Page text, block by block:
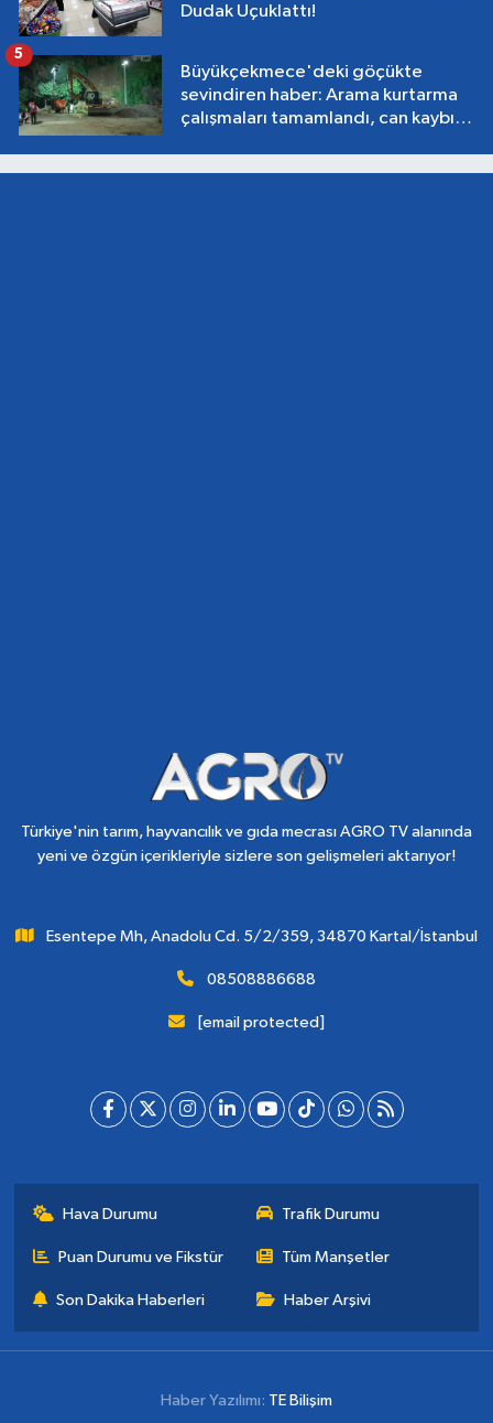
Dudak Uçuklattı!
Büyükçekmece'deki göçükte
sevindiren haber: Arama kurtarma
çalışmaları tamamlandı, can kaybı
5
Türkiye'nin tarım, hayvancılık ve gıda mecrası AGRO TV alanında
yeni ve özgün içerikleriyle sizlere son gelişmeleri aktarıyor!
Esentepe Mh, Anadolu Cd. 5/2/359, 34870 Kartal/İstanbul
08508886688
[email protected]
Hava Durumu Trafik Durumu
Puan Durumu ve Fikstür Tüm Manşetler
Son Dakika Haberleri Haber Arşivi
Haber Yazılımı: TE Bilişim